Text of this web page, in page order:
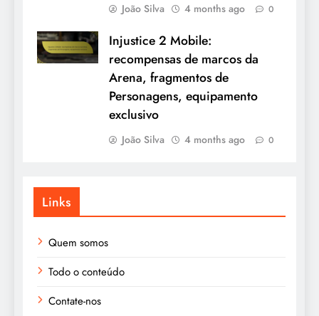
João Silva 4 months ago 0
Injustice 2 Mobile:
recompensas de marcos da
Arena, fragmentos de
Personagens, equipamento
exclusivo
João Silva 4 months ago 0
Links
Quem somos
Todo o conteúdo
Contate-nos